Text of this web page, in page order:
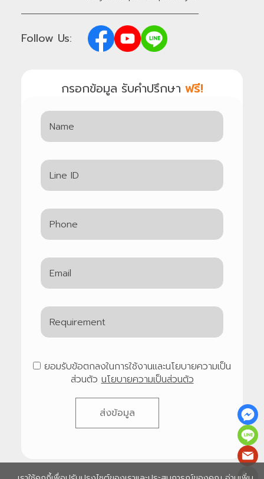
Follow Us:
กรอกข้อมูล รับคำปรึกษา ฟรี!
ยอมรับข้อตกลงในการใช้งานและนโยบายความเป็น
ส่วนตัว นโยบายความเป็นส่วนตัว
ส่งข้อมูล